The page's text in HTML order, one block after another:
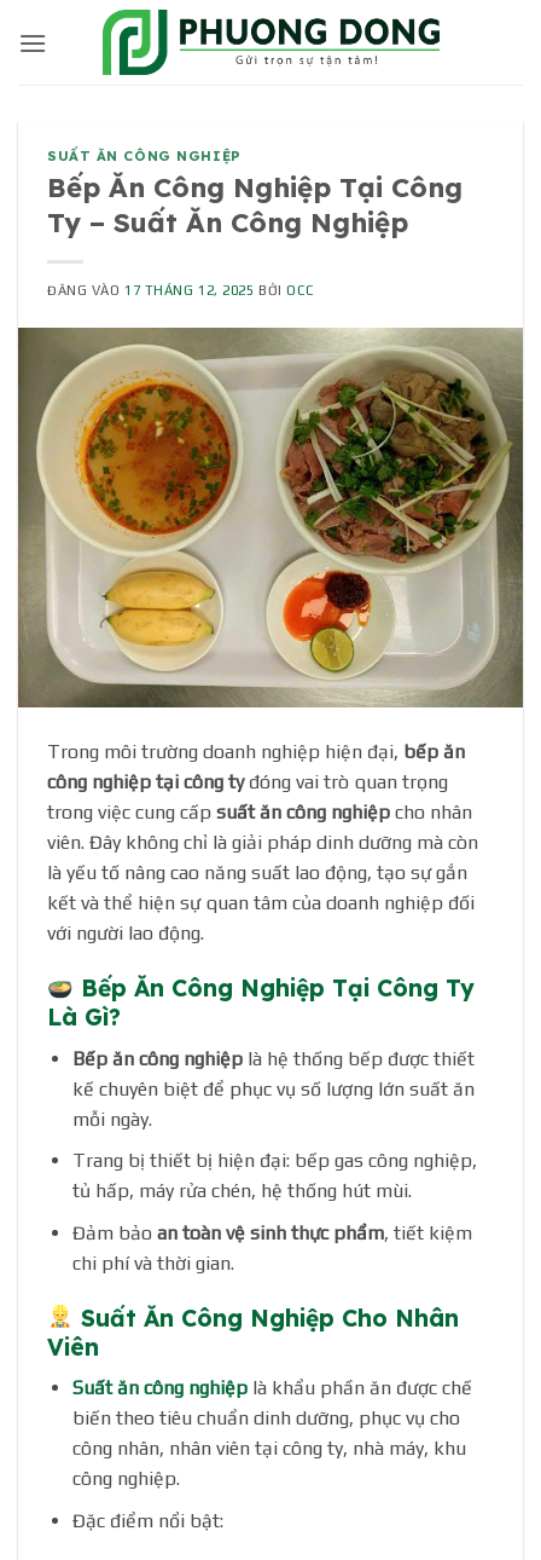
qua
SUẤT ĂN CÔNG NGHIỆP
Bếp Ăn Công Nghiệp Tại Công
Ty – Suất Ăn Công Nghiệp
ĐĂNG VÀO 17 THÁNG 12, 2025 BỞIOCC
Trong môi trường doanh nghiệp hiện đại, bếp ăn
công nghiệp tại công tyđóng vai trò quan trọng
trong việc cung cấp suất ăn công nghiệp cho nhân
viên. Đây không chỉ là giải pháp dinh dưỡng mà còn
là yếu tố nâng cao năng suất lao động, tạo sự gắn
kết và thể hiện sự quan tâm của doanh nghiệp đối
với người lao động.
Bếp Ăn Công Nghiệp Tại Công Ty
Là Gì?
Bếp ăn công nghiệplà hệ thống bếp được thiết
kế chuyên biệt để phục vụ số lượng lớn suất ăn
mỗi ngày.
Trang bị thiết bị hiện đại: bếp gas công nghiệp,
tủ hấp, máy rửa chén, hệ thống hút mùi.
Đảm bảo an toàn vệ sinh thực phẩm, tiết kiệm
chi phí và thời gian.
Suất Ăn Công Nghiệp Cho Nhân
Viên
Suất ăn công nghiệplà khẩu phần ăn được chế
biến theo tiêu chuẩn dinh dưỡng, phục vụ cho
công nhân, nhân viên tại công ty, nhà máy, khu
công nghiệp.
Đặc điểm nổi bật: